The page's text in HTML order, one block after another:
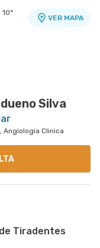
VER MAPA
Silva
Angiologia Clinica
Tiradentes